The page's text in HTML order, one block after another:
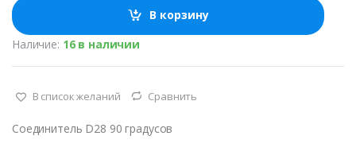
ч
е
с
т
в
В корзину
Наличие: 16 в наличии
В список желаний Сравнить
Соединитель D28 90 градусов